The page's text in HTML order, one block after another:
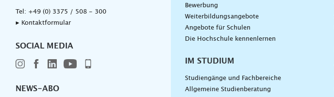
Tel: +49 (0) 3375 / 508 - 300
▸ Kontaktformular
SOCIAL MEDIA
NEWS-ABO
Bewerbung
Weiterbildungsangebote
Angebote für Schulen
Die Hochschule kennenlernen
IM STUDIUM
Studiengänge und Fachbereiche
Allgemeine Studienberatung